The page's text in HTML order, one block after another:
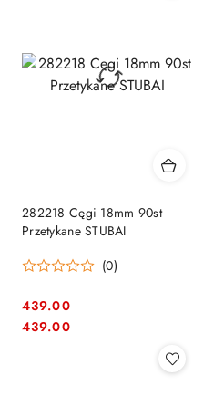
282218 Cęgi 18mm 90st
Przetykane STUBAI
(0)
Cena:
439.00
Cena:
439.00